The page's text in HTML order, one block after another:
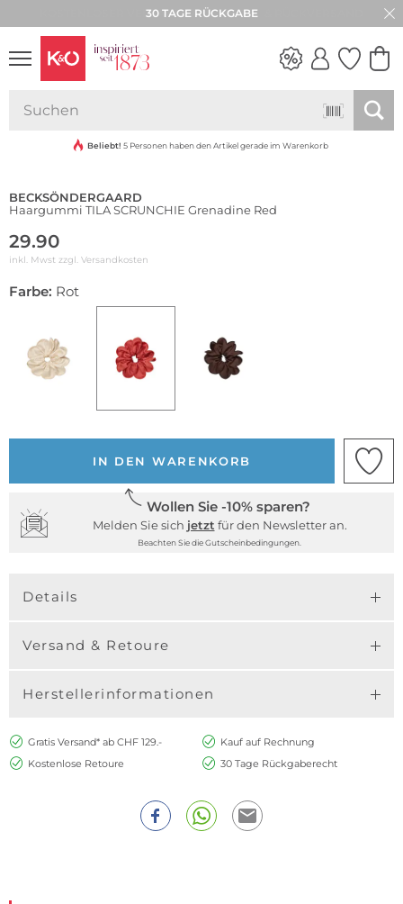
30 TAGE RÜCKGABE
VIBES
Beliebt! 5 Personen haben den Artikel gerade im Warenkorb
BECKSÖNDERGAARD
Haargummi TILA SCRUNCHIE Grenadine Red
29.90
inkl. Mwst zzgl. Versandkosten
Farbe: Rot
IN DEN WARENKORB
Wollen Sie -10% sparen?
Melden Sie sich jetzt für den Newsletter an.
Beachten Sie die Gutscheinbedingungen.
Details
Versand & Retoure
Herstellerinformationen
Gratis Versand* ab CHF 129.-
Kauf auf Rechnung
Kostenlose Retoure
30 Tage Rückgaberecht